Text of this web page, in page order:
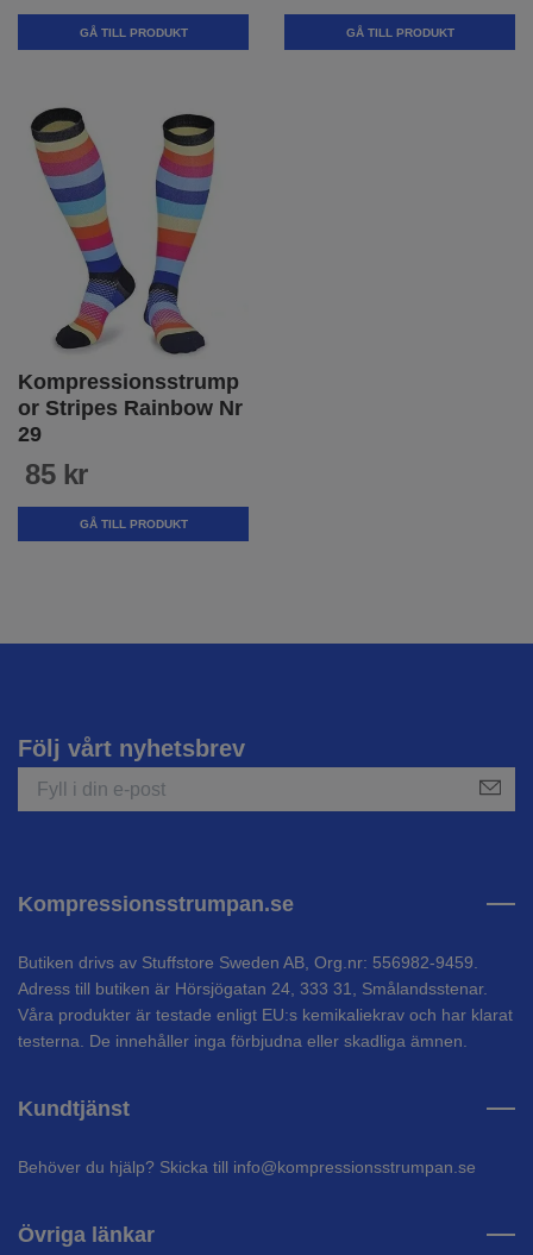
GÅ TILL PRODUKT GÅ TILL PRODUKT
Kompressionsstrump
or Stripes Rainbow Nr
29
85 kr
GÅ TILL PRODUKT
Följ vårt nyhetsbrev
Kompressionsstrumpan.se
Butiken drivs av Stuffstore Sweden AB, Org.nr: 556982-9459.
Adress till butiken är Hörsjögatan 24, 333 31, Smålandsstenar.
Våra produkter är testade enligt EU:s kemikaliekrav och har klarat
testerna. De innehåller inga förbjudna eller skadliga ämnen.
Kundtjänst
Behöver du hjälp? Skicka till info@kompressionsstrumpan.se
Övriga länkar